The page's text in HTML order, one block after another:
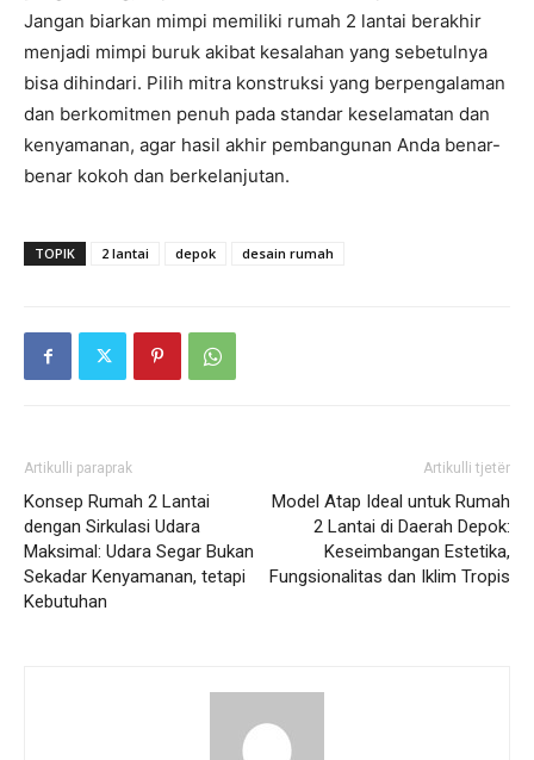
Jangan biarkan mimpi memiliki rumah 2 lantai berakhir
menjadi mimpi buruk akibat kesalahan yang sebetulnya
bisa dihindari. Pilih mitra konstruksi yang berpengalaman
dan berkomitmen penuh pada standar keselamatan dan
kenyamanan, agar hasil akhir pembangunan Anda benar-
benar kokoh dan berkelanjutan.
TOPIK 2 lantai depok desain rumah
Artikulli paraprak
Konsep Rumah 2 Lantai
dengan Sirkulasi Udara
Maksimal: Udara Segar Bukan
Sekadar Kenyamanan, tetapi
Kebutuhan
Artikulli tjetër
Model Atap Ideal untuk Rumah
2 Lantai di Daerah Depok:
Keseimbangan Estetika,
Fungsionalitas dan Iklim Tropis